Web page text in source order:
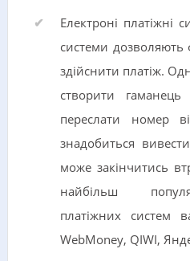
Електроні платіжні
системи
здійснити платіж.
створити
переслати номер
знадобиться
може закінчитись
найбільш
платіжних систем
WebMoney, QIWI,